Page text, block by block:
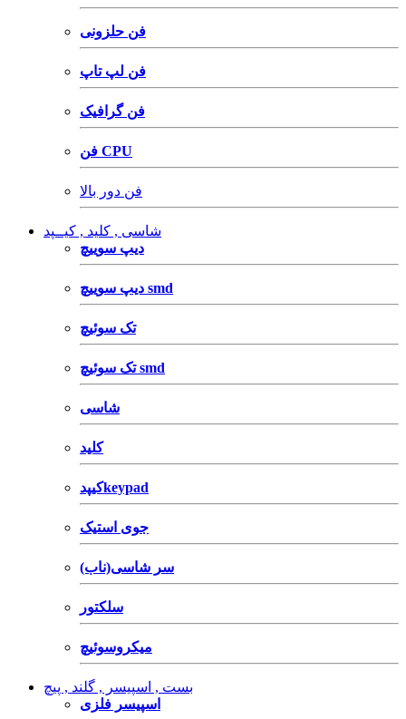
فن حلزونی
فن لپ تاپ
فن گرافیک
فن CPU
فن دور بالا
شاسی , کلید , کیــپد
دیپ سوییچ
دیپ سوییچ smd
تک سوئیچ
تک سوئیچ smd
شاسی
کلید
کیپدkeypad
جوی استیک
سر شاسی(ناب)
سلکتور
میکروسوئیچ
بست , اسپیسر , گلند , پیچ
اسپیسر فلزی